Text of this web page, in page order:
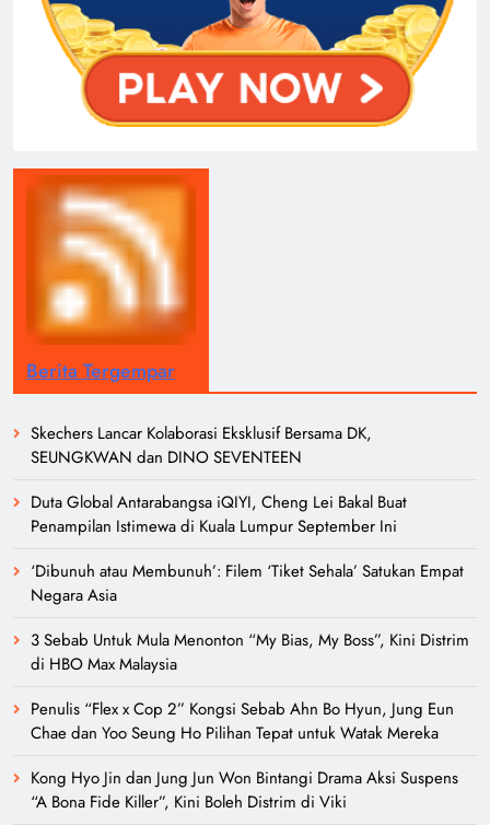
Berita Tergempar
Skechers Lancar Kolaborasi Eksklusif Bersama DK,
SEUNGKWAN dan DINO SEVENTEEN
Duta Global Antarabangsa iQIYI, Cheng Lei Bakal Buat
Penampilan Istimewa di Kuala Lumpur September Ini
‘Dibunuh atau Membunuh’: Filem ‘Tiket Sehala’ Satukan Empat
Negara Asia
3 Sebab Untuk Mula Menonton “My Bias, My Boss”, Kini Distrim
di HBO Max Malaysia
Penulis “Flex x Cop 2” Kongsi Sebab Ahn Bo Hyun, Jung Eun
Chae dan Yoo Seung Ho Pilihan Tepat untuk Watak Mereka
Kong Hyo Jin dan Jung Jun Won Bintangi Drama Aksi Suspens
“A Bona Fide Killer”, Kini Boleh Distrim di Viki